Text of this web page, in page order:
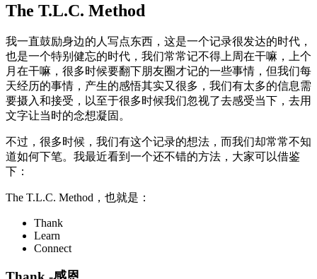
The T.L.C. Method
我一直鼓励身边的人写点东西，这是一个记录很发达的时代，
也是一个特别健忘的时代，我们常常记不得上周在干嘛，上个
月在干嘛，很多时候要翻下朋友圈才记的一些事情，但我们每
天经历的事情，产生的感悟其实又很多，我们有太多的信息需
要摄入和接受，以至于很多时候我们忽视了去感受当下，去用
文字让当时的念想凝固。
不过，很多时候，我们有这个记录的想法，而我们却常常不知
道如何下笔。我最近看到一个还不错的方法，大家可以借鉴
下：
The T.L.C. Method，也就是：
Thank
Learn
Connect